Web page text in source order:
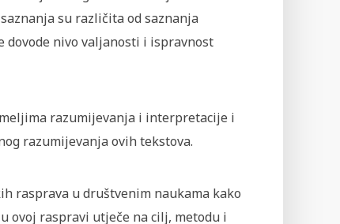
su različita od saznanja
dovode nivo valjanosti i ispravnost
razumijevanja i interpretacije i
razumijevanja ovih tekstova.
rasprava u društvenim naukama kako
ovoj raspravi utječe na cilj, metodu i